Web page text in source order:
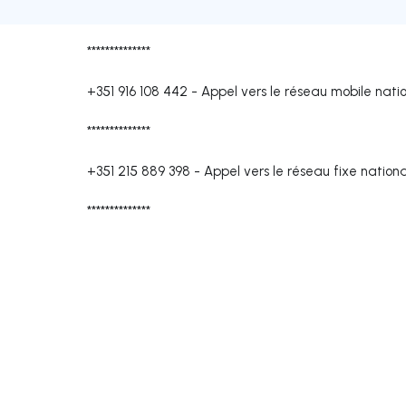
**************
+351 916 108 442 - Appel vers le réseau mobile
**************
+351 215 889 398 - Appel vers le réseau fixe
**************